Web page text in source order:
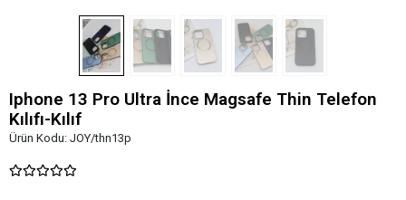
Iphone 13 Pro Ultra İnce Magsafe Thin Telefon
Kılıfı-Kılıf
Ürün Kodu: JOY/thn13p